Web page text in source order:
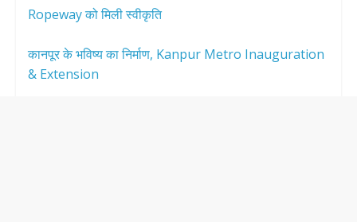
Ropeway को मिली स्वीकृति
कानपूर के भविष्य का निर्माण, Kanpur Metro Inauguration
& Extension